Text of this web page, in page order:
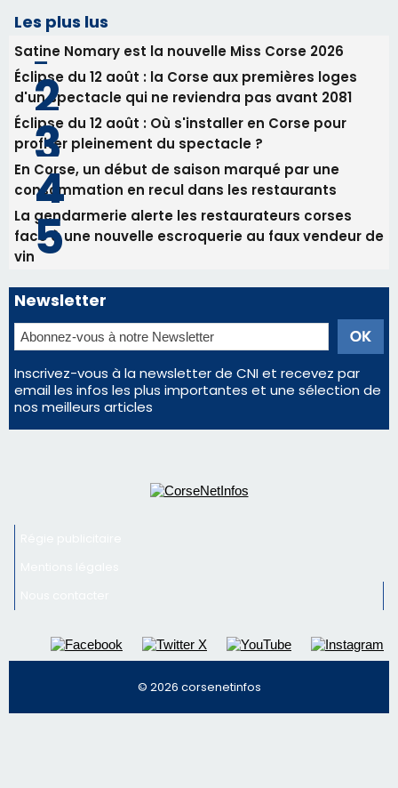
consommation en recul dans les restaurants
La gendarmerie alerte les restaurateurs corses
face à une nouvelle escroquerie au faux vendeur de
vin
Newsletter
Inscrivez-vous à la newsletter de CNI et recevez par
email les infos les plus importantes et une sélection de
nos meilleurs articles
Régie publicitaire
Mentions légales
Nous contacter